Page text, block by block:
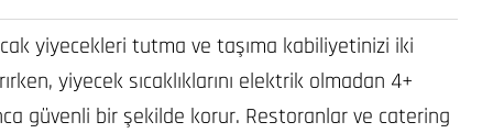
yiyecekleri tutma ve taşıma kabiliyetinizi iki
yiyecek sıcaklıklarını elektrik olmadan 4+
güvenli bir şekilde korur. Restoranlar ve catering